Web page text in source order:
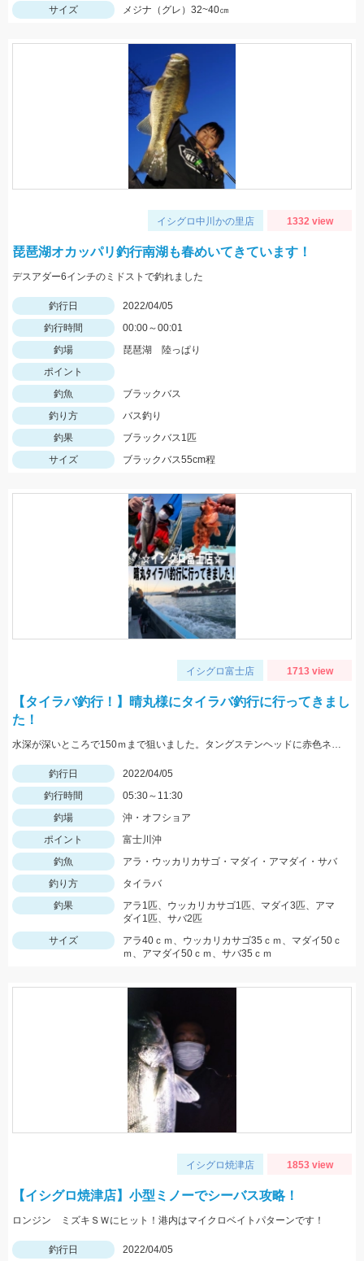
サイズ
メジナ（グレ）32~40㎝
イシグロ中川かの里店 1332 view
琵琶湖オカッパリ釣行南湖も春めいてきています！
デスアダー6インチのミドストで釣れました
釣行日
2022/04/05
釣行時間
00:00～00:01
釣場
琵琶湖 陸っぱり
ポイント
釣魚
ブラックバス
釣り方
バス釣り
釣果
ブラックバス1匹
サイズ
ブラックバス55cm程
イシグロ富士店 1713 view
【タイラバ釣行！】晴丸様にタイラバ釣行に行ってきまし
た！
水深が深いところで150ｍまで狙いました。タングステンヘッドに赤色ネクタイ・オレンジネクタイのカーリーがオススメ！
釣行日
2022/04/05
釣行時間
05:30～11:30
釣場
沖・オフショア
ポイント
富士川沖
釣魚
アラ・ウッカリカサゴ・マダイ・アマダイ・サバ
釣り方
タイラバ
釣果
アラ1匹、ウッカリカサゴ1匹、マダイ3匹、アマ
ダイ1匹、サバ2匹
サイズ
アラ40ｃｍ、ウッカリカサゴ35ｃｍ、マダイ50ｃ
ｍ、アマダイ50ｃｍ、サバ35ｃｍ
イシグロ焼津店 1853 view
【イシグロ焼津店】小型ミノーでシーバス攻略！
ロンジン ミズキＳＷにヒット！港内はマイクロベイトパターンです！
釣行日 2022/04/05